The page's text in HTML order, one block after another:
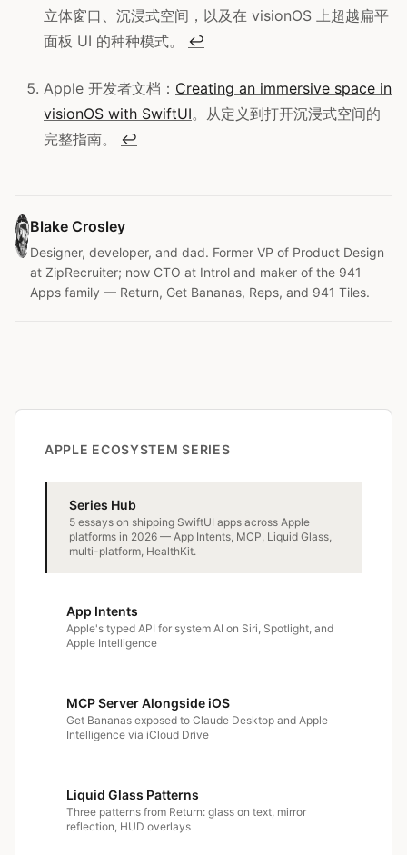
立体窗口、沉浸式空间，以及在 visionOS 上超越扁平
面板 UI 的种种模式。 ↩
Apple 开发者文档： Creating an immersive space in
visionOS with SwiftUI。从定义到打开沉浸式空间的
完整指南。 ↩
Blake Crosley
Designer, developer, and dad. Former VP of Product Design
at ZipRecruiter; now CTO at Introl and maker of the 941
Apps family — Return, Get Bananas, Reps, and 941 Tiles.
APPLE ECOSYSTEM SERIES
Series Hub
5 essays on shipping SwiftUI apps across Apple
platforms in 2026 — App Intents, MCP, Liquid Glass,
multi-platform, HealthKit.
App Intents
Apple's typed API for system AI on Siri, Spotlight, and
Apple Intelligence
MCP Server Alongside iOS
Get Bananas exposed to Claude Desktop and Apple
Intelligence via iCloud Drive
Liquid Glass Patterns
Three patterns from Return: glass on text, mirror
reflection, HUD overlays